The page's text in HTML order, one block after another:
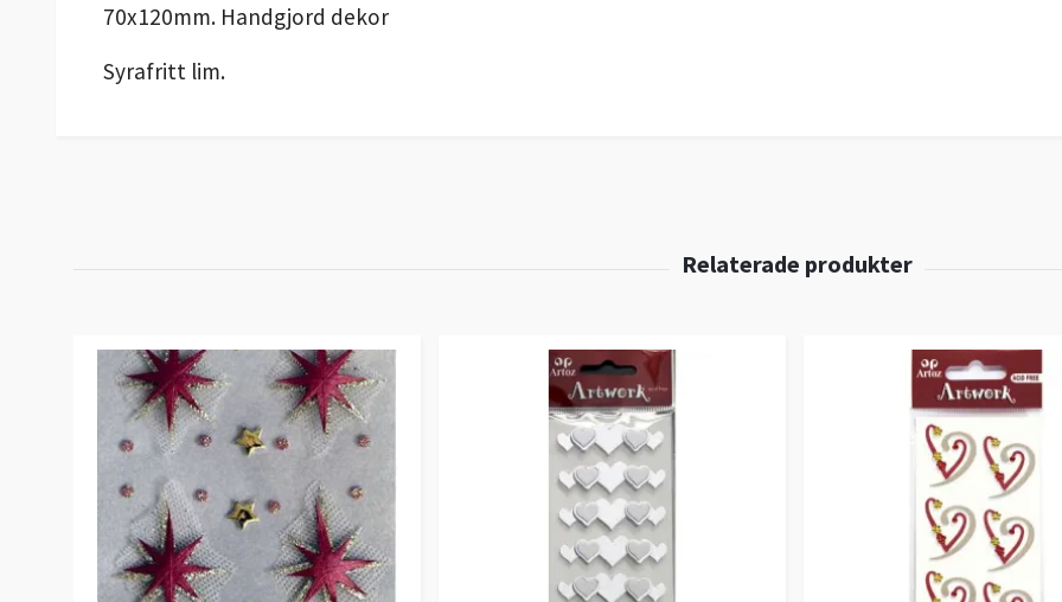
70x120mm. Handgjord dekor
Syrafritt lim.